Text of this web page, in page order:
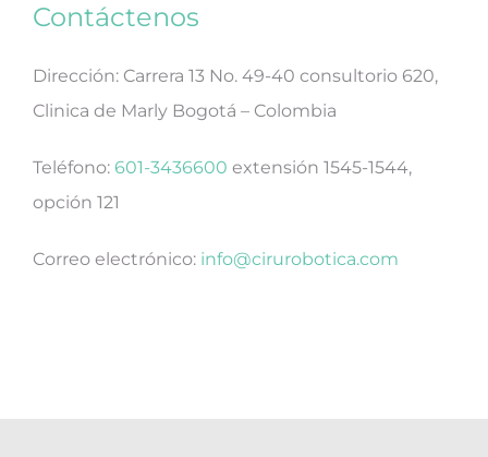
Contáctenos
Dirección: Carrera 13 No. 49-40 consultorio 620,
Clinica de Marly Bogotá – Colombia
Teléfono: 601-3436600 extensión 1545-1544,
opción 121
Correo electrónico: info@cirurobotica.com